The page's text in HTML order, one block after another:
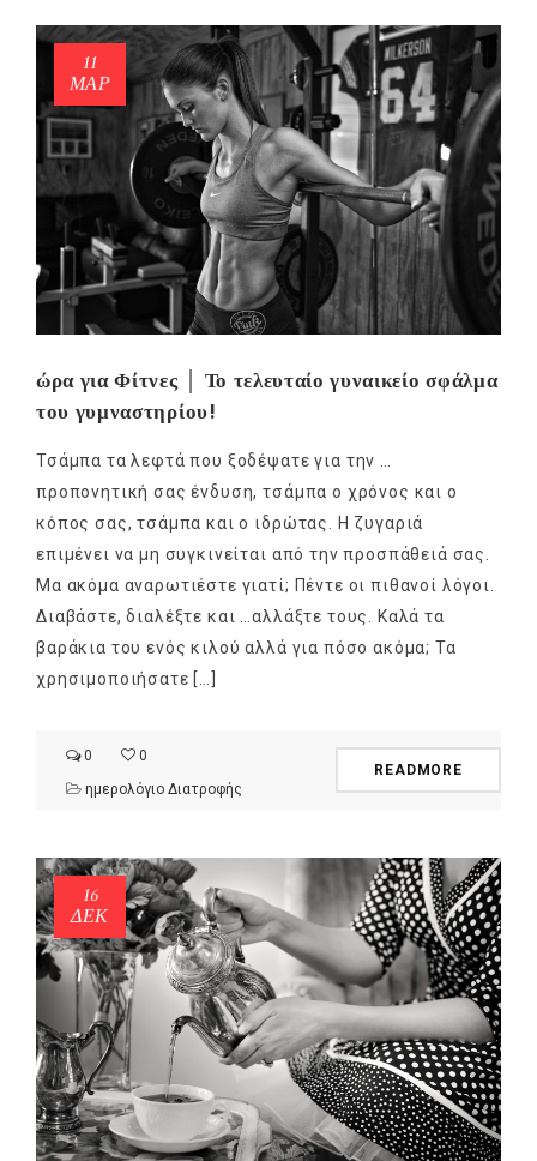
11
ΜΑΡ
ώρα για Φίτνες │ Το τελευταίο γυναικείο σφάλμα
του γυμναστηρίου!
Τσάμπα τα λεφτά που ξοδέψατε για την …
προπονητική σας ένδυση, τσάμπα ο χρόνος και ο
κόπος σας, τσάμπα και ο ιδρώτας. Η ζυγαριά
επιμένει να μη συγκινείται από την προσπάθειά σας.
Μα ακόμα αναρωτιέστε γιατί; Πέντε οι πιθανοί λόγοι.
Διαβάστε, διαλέξτε και …αλλάξτε τους. Καλά τα
βαράκια του ενός κιλού αλλά για πόσο ακόμα; Τα
χρησιμοποιήσατε […]
0
0
ημερολόγιο Διατροφής
READMORE
16
ΔΕΚ